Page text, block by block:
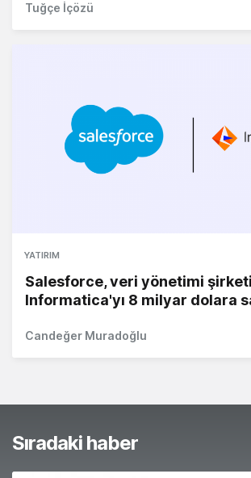
Tuğçe İçözü
YATIRIM
Salesforce, veri yönetimi şirketi
Informatica'yı 8 milyar dolara
Candeğer Muradoğlu
Sıradaki haber